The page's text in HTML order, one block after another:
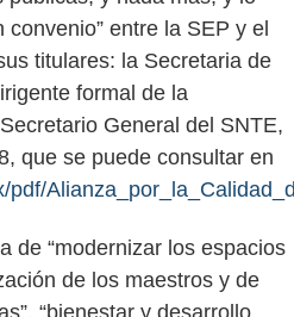
entre la SEP y el
titulares: la Secretaria de
formal de la
General del SNTE,
que se puede consultar en
pdf/
de “modernizar los espacios
de los maestros y de